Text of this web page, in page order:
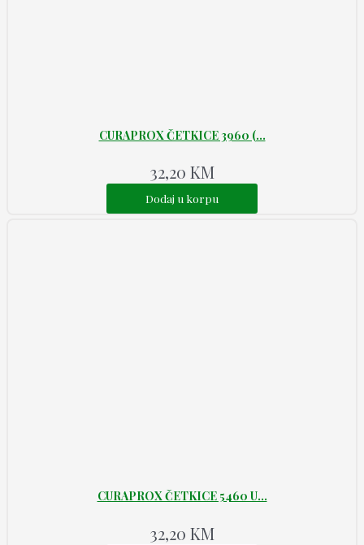
CURAPROX ČETKICE 3960 (...
32,20 KM
Dodaj u korpu
CURAPROX ČETKICE 5460 U...
32,20 KM